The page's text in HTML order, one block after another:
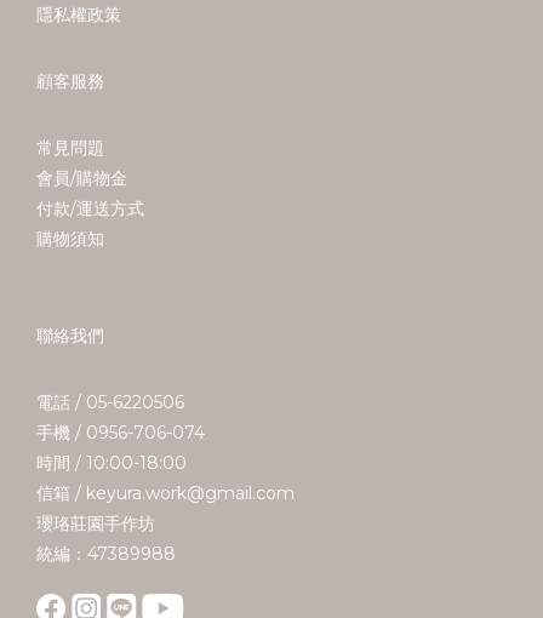
隱私權政策
顧客服務
常見問題
會員/購物金
付款/運送方式
購物須知
聯絡我們
電話 / 05-6220506
手機 / 0956-706-074
時間 / 10:00-18:00
信箱 / keyura.work@gmail.com
瓔珞莊園手作坊
統編：47389988